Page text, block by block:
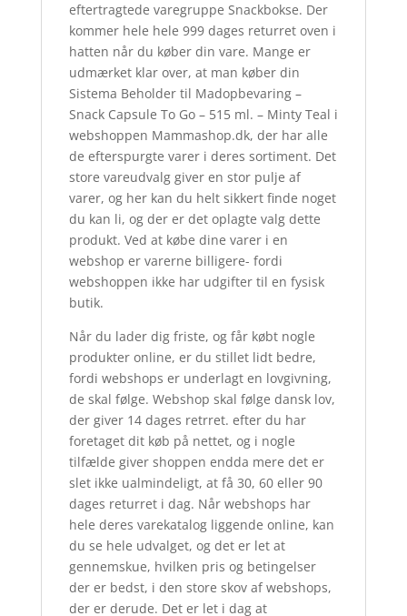
eftertragtede varegruppe Snackbokse. Der
kommer hele hele 999 dages returret oven i
hatten når du køber din vare. Mange er
udmærket klar over, at man køber din
Sistema Beholder til Madopbevaring –
Snack Capsule To Go – 515 ml. – Minty Teal i
webshoppen Mammashop.dk, der har alle
de efterspurgte varer i deres sortiment. Det
store vareudvalg giver en stor pulje af
varer, og her kan du helt sikkert finde noget
du kan li, og der er det oplagte valg dette
produkt. Ved at købe dine varer i en
webshop er varerne billigere- fordi
webshoppen ikke har udgifter til en fysisk
butik.
Når du lader dig friste, og får købt nogle
produkter online, er du stillet lidt bedre,
fordi webshops er underlagt en lovgivning,
de skal følge. Webshop skal følge dansk lov,
der giver 14 dages retrret. efter du har
foretaget dit køb på nettet, og i nogle
tilfælde giver shoppen endda mere det er
slet ikke ualmindeligt, at få 30, 60 eller 90
dages returret i dag. Når webshops har
hele deres varekatalog liggende online, kan
du se hele udvalget, og det er let at
gennemskue, hvilken pris og betingelser
der er bedst, i den store skov af webshops,
der er derude. Det er let i dag at